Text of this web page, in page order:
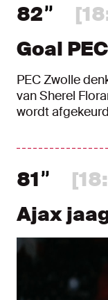
82
Goal
PEC Zwolle
van Sherel
wordt
81
Ajax